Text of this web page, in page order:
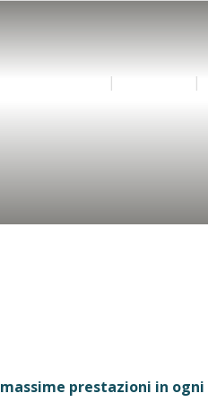
massime prestazioni in